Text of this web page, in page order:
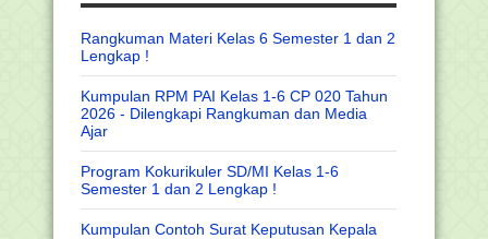
Rangkuman Materi Kelas 6 Semester 1 dan 2
Lengkap !
Kumpulan RPM PAI Kelas 1-6 CP 020 Tahun
2026 - Dilengkapi Rangkuman dan Media
Ajar
Program Kokurikuler SD/MI Kelas 1-6
Semester 1 dan 2 Lengkap !
Kumpulan Contoh Surat Keputusan Kepala